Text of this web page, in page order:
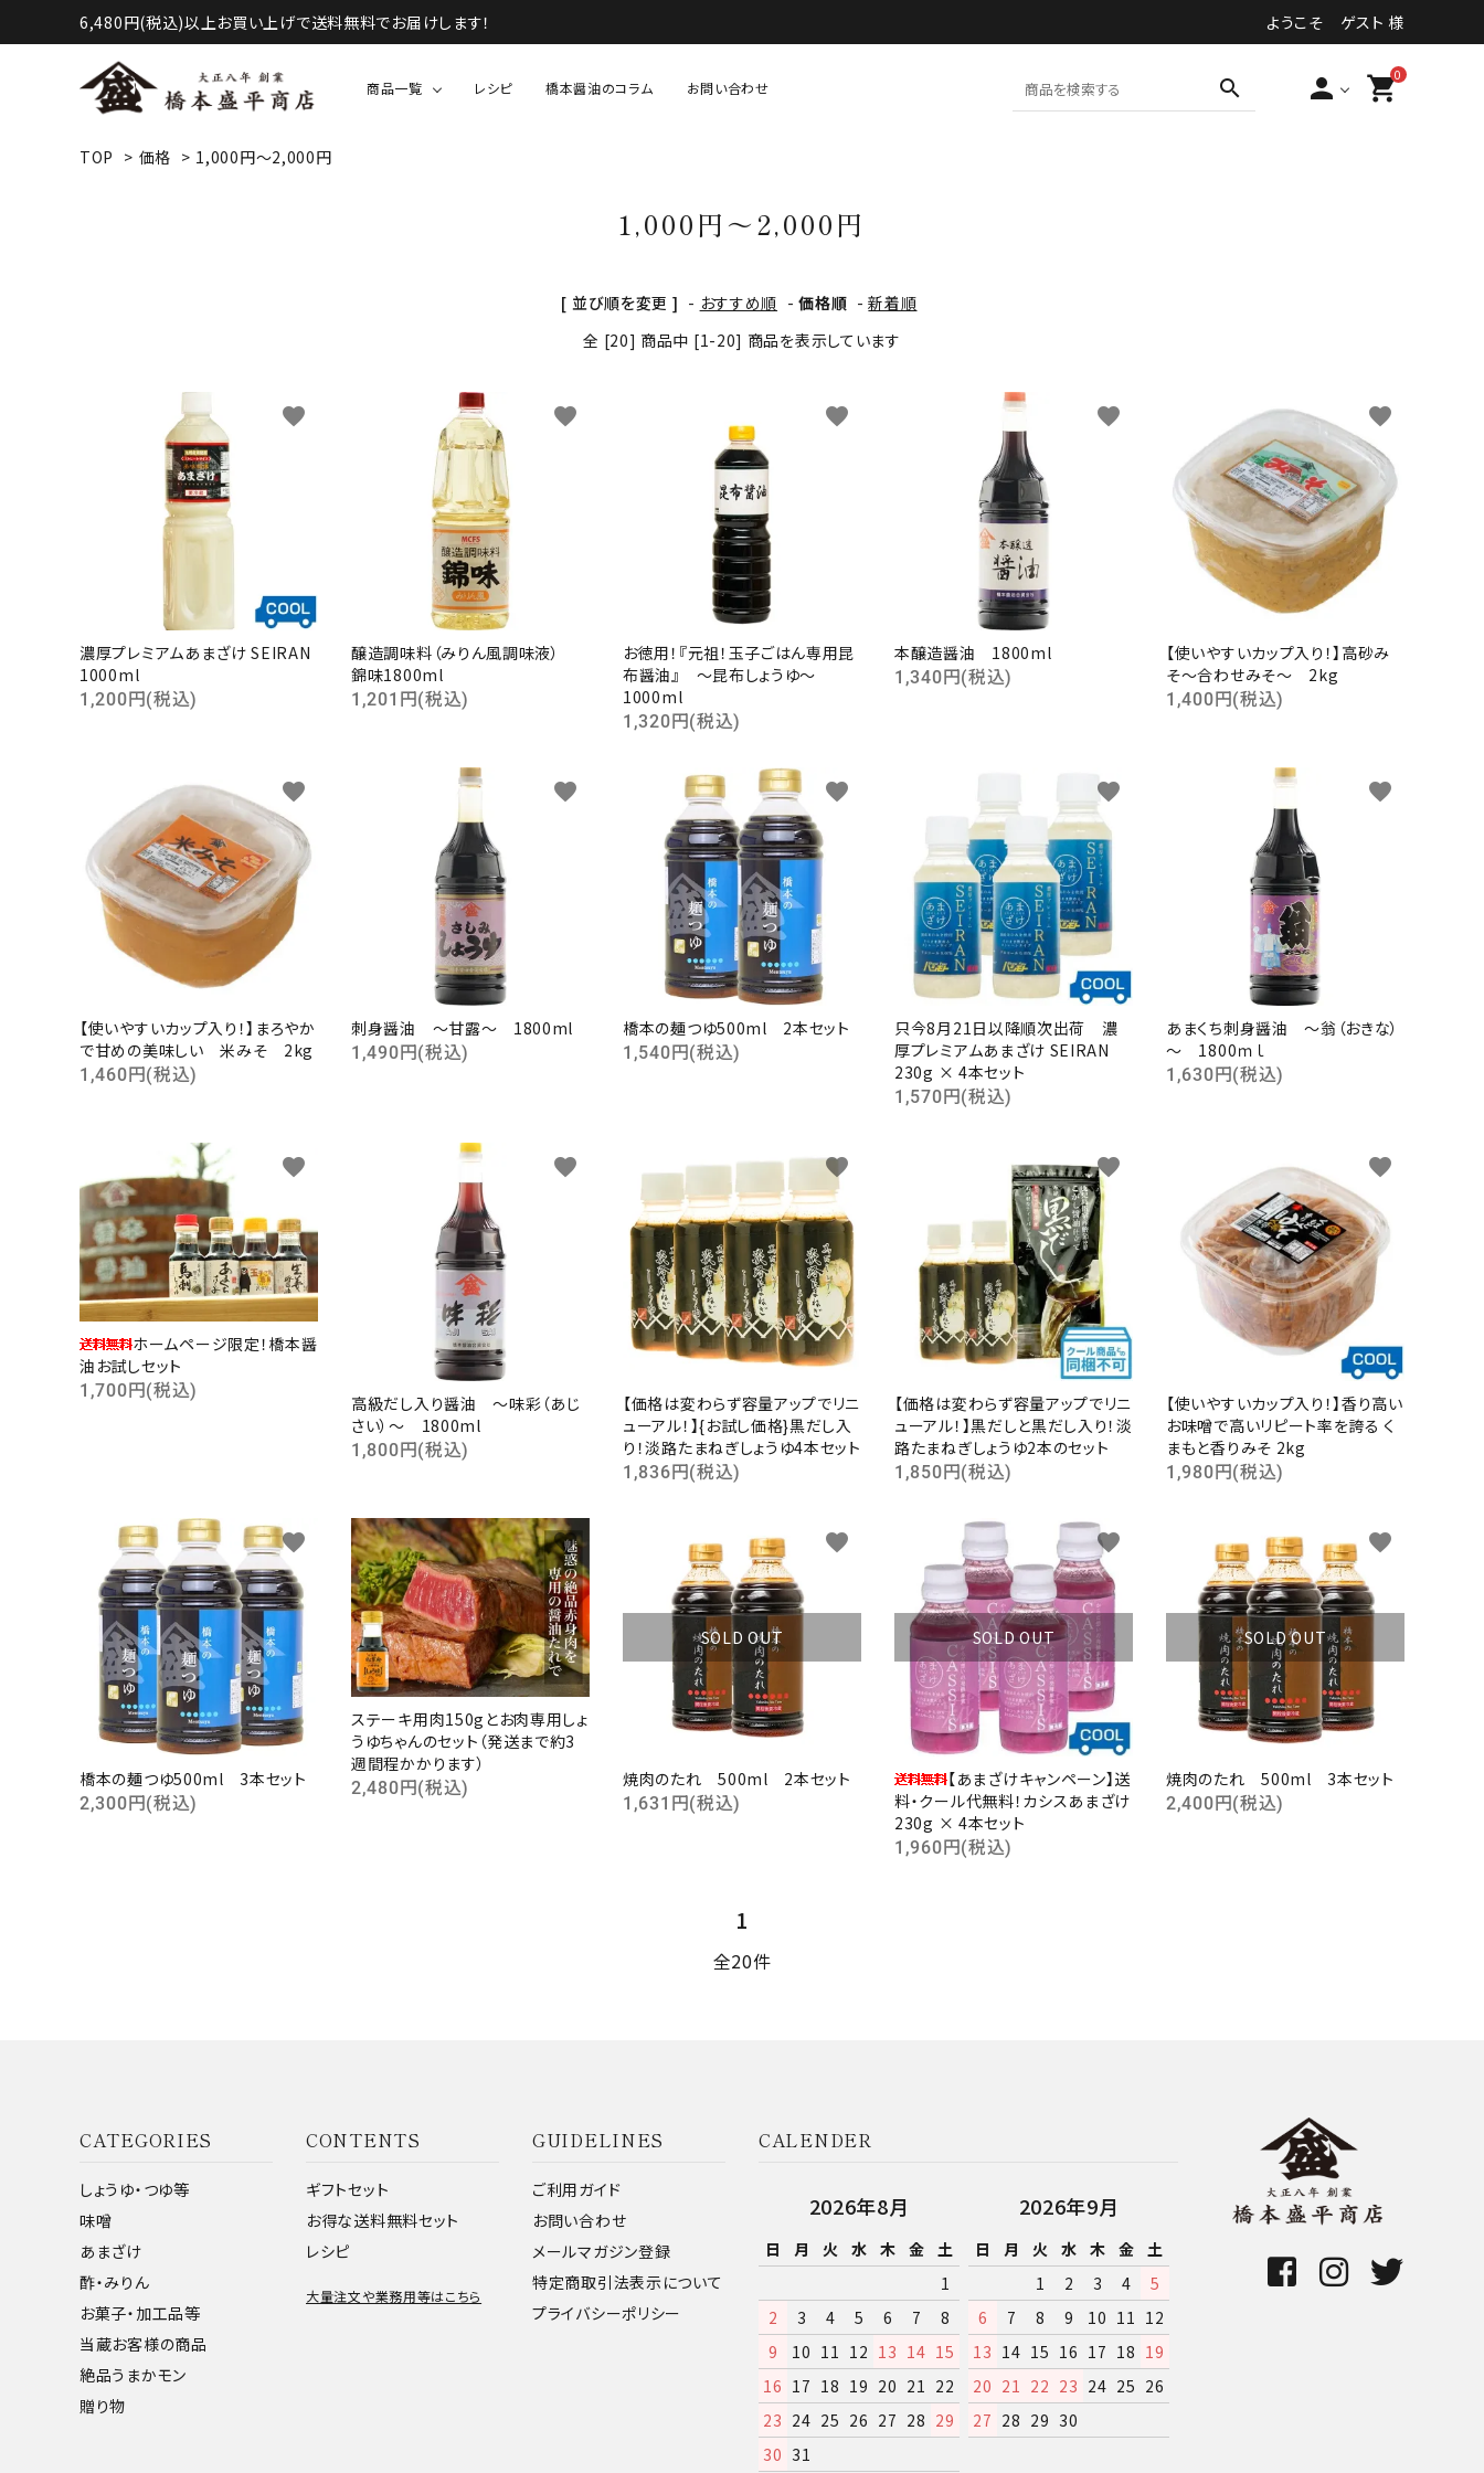
6,480円(税込)以上お買い上げで送料無料でお届けします！ ようこそ ゲスト 様
商品一覧
生鮮・青果・精肉等 贈り物・セット物
レシピ 橋本醤油のコラム お問い合わせ search person 0
shopping_cart
TOP > 価格 > 1,000円～2,000円
1,000円～2,000円
[ 並び順を変更 ] - おすすめ順 -価格順 -新着順
全 [20] 商品中 [1-20] 商品を表示しています
濃厚プレミアムあまざけ SEIRAN
1000ml
1,200円(税込)
favorite
醸造調味料（みりん風調味液）
錦味1800ml
1,201円(税込)
favorite
お徳用！『元祖！玉子ごはん専用昆
布醤油』 ～昆布しょうゆ～
1000ml
1,320円(税込)
favorite
本醸造醤油 1800ml
1,340円(税込)
favorite
【使いやすいカップ入り！】高砂み
そ～合わせみそ～ 2kg
1,400円(税込)
favorite
【使いやすいカップ入り！】まろやか
で甘めの美味しい 米みそ 2kg
1,460円(税込)
favorite
刺身醤油 ～甘露～ 1800ml
1,490円(税込)
favorite
橋本の麺つゆ500ml 2本セット
1,540円(税込)
favorite
只今8月21日以降順次出荷 濃
厚プレミアムあまざけ SEIRAN
230g × 4本セット
1,570円(税込)
favorite
あまくち刺身醤油 ～翁（おきな）
～ 1800ｍｌ
1,630円(税込)
favorite
ホームページ限定！橋本醤
油お試しセット
1,700円(税込)
favorite
高級だし入り醤油 ～味彩（あじ
さい）～ 1800ml
1,800円(税込)
favorite
【価格は変わらず容量アップでリニ
ューアル！】{お試し価格}黒だし入
り！淡路たまねぎしょうゆ4本セット
1,836円(税込)
favorite
【価格は変わらず容量アップでリニ
ューアル！】黒だしと黒だし入り！淡
路たまねぎしょうゆ2本のセット
1,850円(税込)
favorite
【使いやすいカップ入り！】香り高い
お味噌で高いリピート率を誇る く
まもと香りみそ 2kg
1,980円(税込)
favorite
橋本の麺つゆ500ml 3本セット
2,300円(税込)
favorite
ステーキ用肉150gとお肉専用しょ
うゆちゃんのセット（発送まで約3
週間程かかります）
2,480円(税込)
favorite
SOLD OUT
焼肉のたれ 500ml 2本セット
1,631円(税込)
favorite
SOLD OUT
【あまざけキャンペーン】送
料・クール代無料！カシスあまざけ
230g × 4本セット
1,960円(税込)
favorite
SOLD OUT
焼肉のたれ 500ml 3本セット
2,400円(税込)
favorite
1
全20件
キーワード
カテゴリー
検索する
CATEGORIES
しょうゆ・つゆ等
味噌
あまざけ
酢・みりん
お菓子・加工品等
当蔵お客様の商品
絶品うまかモン
贈り物
CONTENTS
ギフトセット
お得な送料無料セット
レシピ
大量注文や業務用等はこちら
GUIDELINES
ご利用ガイド
お問い合わせ
メールマガジン登録
特定商取引法表示について
プライバシーポリシー
CALENDER
2026年8月
日 月 火 水 木 金 土
1
2
3 4 5 6 7
8
9
10 11 12 13 14 15
16 17 18 19 20 21 22
23 24 25 26 27 28 29
30 31
2026年9月
日 月 火 水 木 金 土
1
2 3 4
5
6
7 8 9 10 11 12
13 14 15 16 17 18 19
20 21 22 23 24 25 26
27 28 29 30